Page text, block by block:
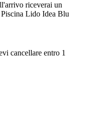
riceverai un
Piscina Lido Idea Blu
cancellare entro 1